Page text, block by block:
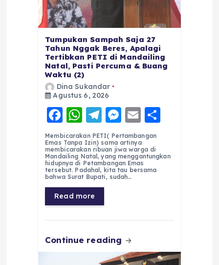
Tumpukan Sampah Saja 27
Tahun Nggak Beres, Apalagi
Tertibkan PETI di Mandailing
Natal, Pasti Percuma & Buang
Waktu (2)
Dina Sukandar
Agustus 6, 2026
F
a
c
e
b
o
o
k
W
h
a
ts
A
p
p
T
el
e
g
r
a
m
M
e
ss
e
n
E
m
ai
l
re
Membicarakan PETI( Pertambangan
Emas Tanpa Izin) sama artinya
membicarakan ribuan jiwa warga di
Mandailing Natal, yang menggantungkan
hidupnya di Petambangan Emas
tersebut. Padahal, kita tau bersama
bahwa Surat Bupati, sudah…
Read more
Continue reading